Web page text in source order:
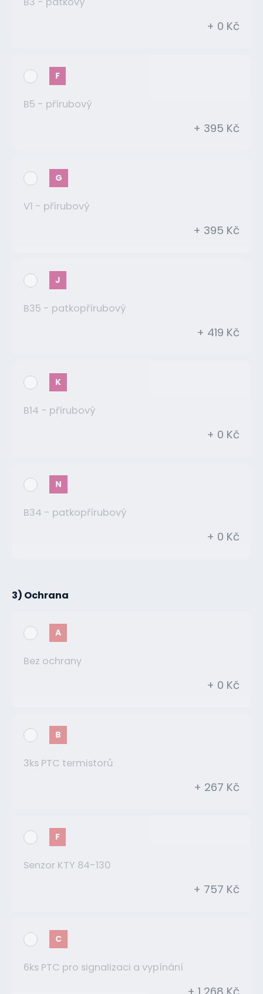
+ 0 Kč
F
B5 - přírubový
+ 395 Kč
G
V1 - přírubový
+ 395 Kč
J
B35 - patkopřírubový
+ 419 Kč
K
B14 - přírubový
+ 0 Kč
N
B34 - patkopřírubový
+ 0 Kč
3) Ochrana
A
Bez ochrany
+ 0 Kč
B
3ks PTC termistorů
+ 267 Kč
F
Senzor KTY 84-130
+ 757 Kč
C
6ks PTC pro signalizaci a vypínání